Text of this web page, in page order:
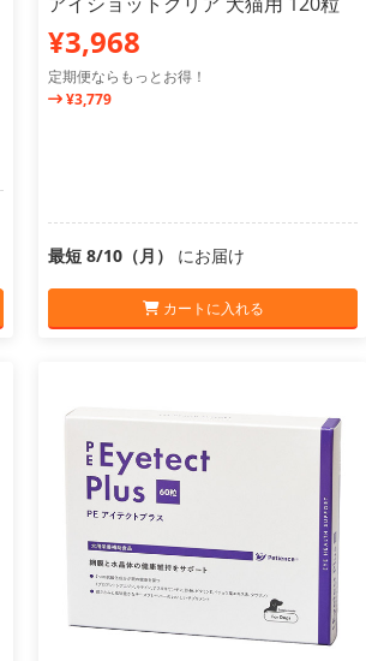
¥3,968
定期便ならもっとお得！
¥3,779
最短 8/10（月） にお届け
カートに入れる